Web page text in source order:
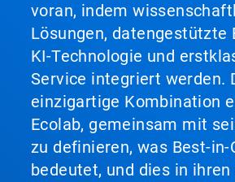
voran, indem
Lösungen, datengestützte
KI-Technologie und
Service integriert werden.
einzigartige Kombination
Ecolab, gemeinsam mit
zu definieren, was Best-in-
bedeutet, und dies in